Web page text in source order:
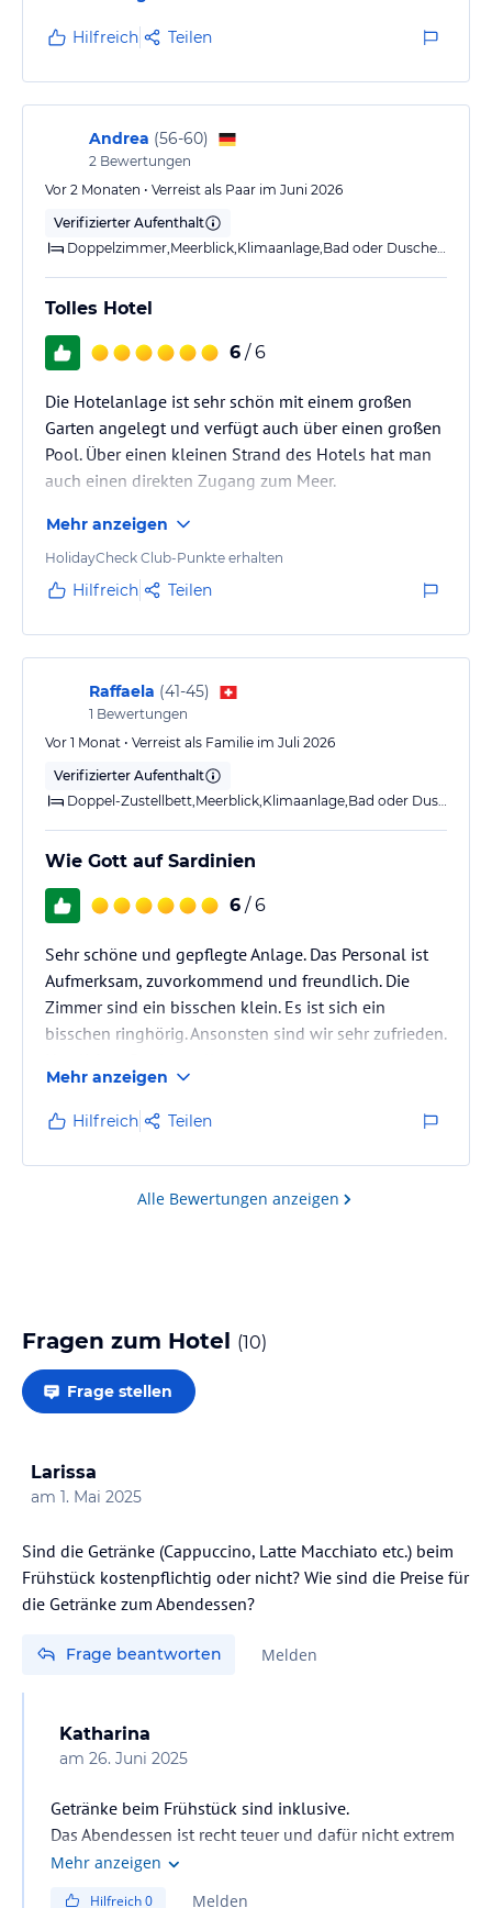
Zimmern eine einfache, in die Jahre gekommene
Wanne mit einer aufgesetzten Duschwand) ist
langsam renovierungsbedürftig.
Alles in allem würde ich den Zimmern max. 4 Sterne
geben. Vorsicht bei den Standardzimmern mit
Meerblick, die liegen oft über der Terrasse…
Hilfreich Teilen
Andrea (56-60)
2 Bewertungen
Vor 2 Monaten • Verreist als Paar im Juni 2026
Verifizierter Aufenthalt
Tolles Hotel
6 / 6
Die Hotelanlage ist sehr schön mit einem großen
Garten angelegt und verfügt auch über einen großen
Pool. Über einen kleinen Strand des Hotels hat man
auch einen direkten Zugang zum Meer.
Das Personal ist durchweg sehr freundlich und
serviceorientiert. Wir hatten Halbpension, welche sehr
zu empfehlen ist. Das Essen ist hervorragend und mit
Nachtisch kapitulieren.
Uns hat es sehr gefallen und wir planen wieder in
das Hotel zugehen.
Mehr anzeigen
HolidayCheck Club-Punkte erhalten
Hilfreich Teilen
Raffaela (41-45)
1 Bewertungen
Vor 1 Monat • Verreist als Familie im Juli 2026
Verifizierter Aufenthalt
Wie Gott auf Sardinien
6 / 6
Sehr schöne und gepflegte Anlage. Das Personal ist
Aufmerksam, zuvorkommend und freundlich. Die
Zimmer sind ein bisschen klein. Es ist sich ein
bisschen ringhörig. Ansonsten sind wir sehr zufrieden.
Mehr anzeigen
Hilfreich Teilen
Alle Bewertungen anzeigen
Fragen zum Hotel (10)
Frage stellen
Larissa
am 1. Mai 2025
Sind die Getränke (Cappuccino, Latte Macchiato etc.) beim
Frühstück kostenpflichtig oder nicht? Wie sind die Preise für
die Getränke zum Abendessen?
Frage beantworten Melden
Katharina
am 26. Juni 2025
Getränke beim Frühstück sind inklusive.
Das Abendessen ist recht teuer und dafür nicht extrem
besonders.
Mehr anzeigen
Hilfreich0 Melden